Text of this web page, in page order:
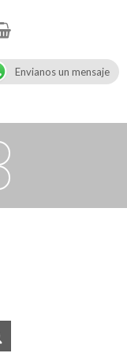
Envianos un mensaje